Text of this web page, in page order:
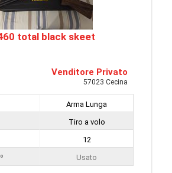
total black skeet
Venditore Privato
57023 Cecina
Arma Lunga
Tiro a volo
12
Usato